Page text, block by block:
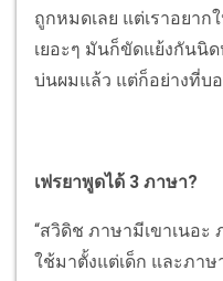
ถูกหมดเลย แต่เราอยาก
เยอะๆ มันก็ขัดแย้งกันนิ
บ่นผมแล้ว แต่ก็อย่างที่บ
เฟรยาพูดได้ 3 ภาษา?
“สวิดิช ภาษามีเขาเนอะ
ใช้มาตั้งแต่เด็ก และภา